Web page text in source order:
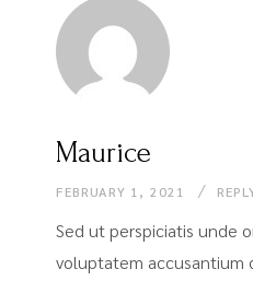
Maurice
FEBRUARY 1, 2021
Sed ut perspiciatis unde
voluptatem accusantium